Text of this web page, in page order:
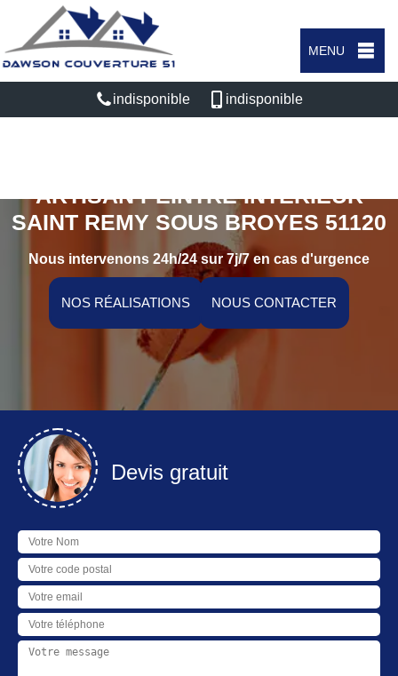
MENU
indisponible indisponible
ARTISAN PEINTRE INTÉRIEUR
SAINT REMY SOUS BROYES 51120
Nous intervenons 24h/24 sur 7j/7 en cas d'urgence
NOS RÉALISATIONS NOUS CONTACTER
Devis gratuit